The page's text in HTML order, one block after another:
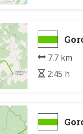
7.7 km
2:45 h